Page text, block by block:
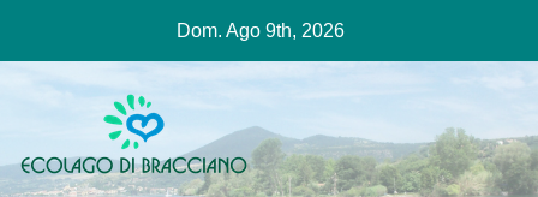
contenuto
Dom. Ago 9th, 2026